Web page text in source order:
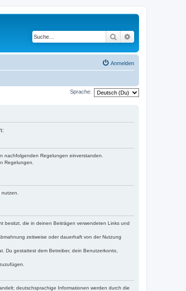
Suche
Anmelden
Sprache:
nachfolgenden Regelungen einverstanden.
Regelungen.
besitzt, die in deinen Beiträgen verwendeten Links und
zeitweise oder dauerhaft von der Nutzung
Du gestattest dem Betreiber, dein Benutzerkonto,
deutschsprachige Informationen werden durch die